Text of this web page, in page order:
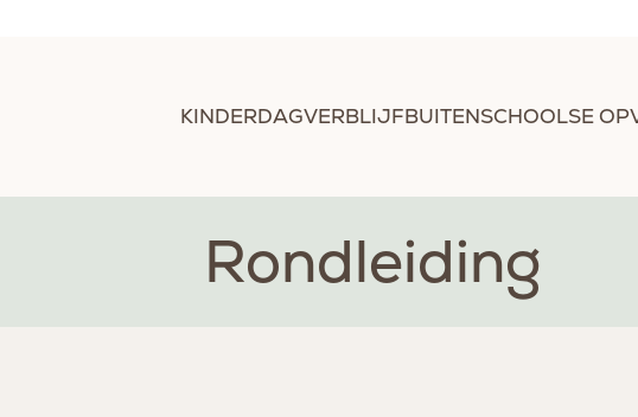
KINDERDAGVERBLIJFBUITENSCHOOLSE
Rondleiding